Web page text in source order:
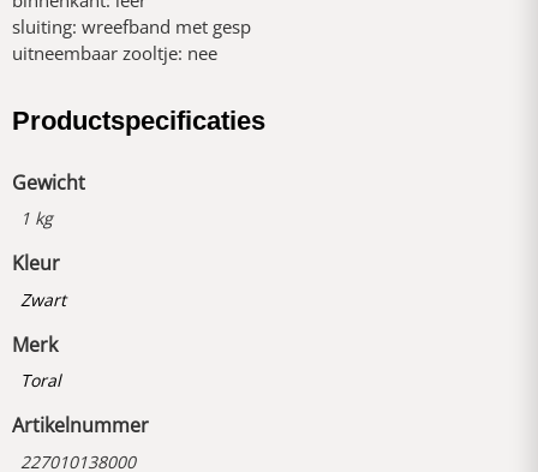
sluiting: wreefband met gesp
uitneembaar zooltje: nee
Productspecificaties
Gewicht
1 kg
Kleur
Zwart
Merk
Toral
Artikelnummer
227010138000